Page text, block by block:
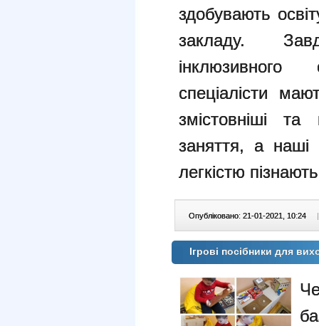
здобувають
закладу.
спеціалісти
змістовніші та
заняття, а наші
легкістю
Опубліковано: 21-01-2021, 10:24 |
Ігрові посібники для